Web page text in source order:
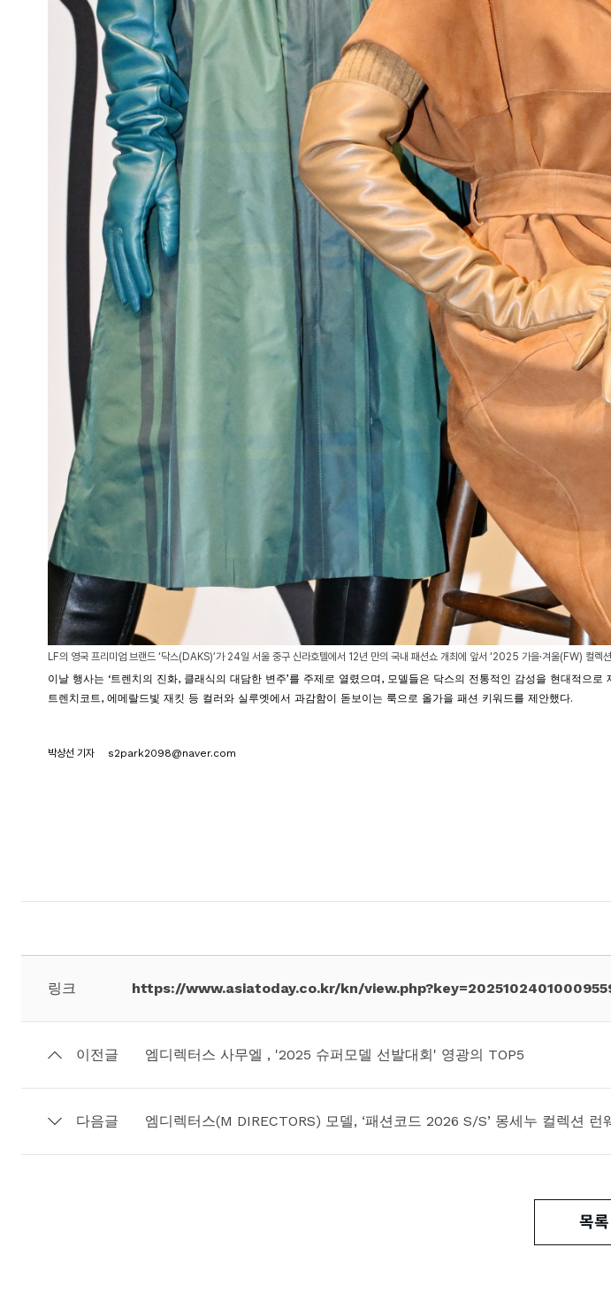
LF의 영국 프리미엄 브랜드 ‘닥스(DAKS)’가 24일 서울 중구 신라호텔에서 12년 만의 국내 패션쇼 개최에 앞서 ‘2025 가을·겨울(FW) 컬렉
이날 행사는 ‘트렌치의 진화, 클래식의 대담한 변주’를 주제로 열렸으며, 모델들은 닥스의 전통적인 감성을 현대적으
트렌치코트, 에메랄드빛 재킷 등 컬러와 실루엣에서 과감함이 돋보이는 룩으로 올가을 패션 키워드를 제안했다.
박상선 기자 s2park2098@naver.com
링크 https://www.asiatoday.co.kr/kn/
이전글 엠디렉터스 사무엘 , '2025 슈퍼모델 선발대회' 영광의 TOP5
다음글 엠디렉터스(M DIRECTORS) 모델, ‘패션코드 2026 S/S’ 몽세누 컬렉션 런
목록